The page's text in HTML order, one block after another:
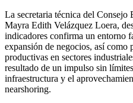
La secretaria técnica del Consejo
Mayra Edith Velázquez Loera,
indicadores confirma un entorno
expansión de negocios, así como
productivas en sectores
resultado de un impulso sin
infraestructura y el
nearshoring.